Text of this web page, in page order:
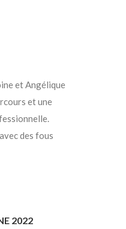
et Angélique
et une
des fous
2022